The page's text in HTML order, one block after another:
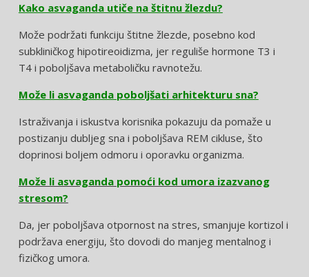
Kako asvaganda utiče na štitnu žlezdu?
Može podržati funkciju štitne žlezde, posebno kod
subkliničkog hipotireoidizma, jer reguliše hormone T3 i
T4 i poboljšava metaboličku ravnotežu.
Može li asvaganda poboljšati arhitekturu sna?
Istraživanja i iskustva korisnika pokazuju da pomaže u
postizanju dubljeg sna i poboljšava REM cikluse, što
doprinosi boljem odmoru i oporavku organizma.
Može li asvaganda pomoći kod umora izazvanog
stresom?
Da, jer poboljšava otpornost na stres, smanjuje kortizol i
podržava energiju, što dovodi do manjeg mentalnog i
fizičkog umora.